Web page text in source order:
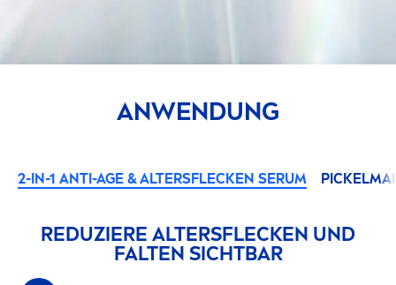
ANWENDUNG
2-IN-1 ANTI-AGE & ALTERSFLECKEN SERUM
REDUZIERE ALTERSFLECKEN UND
FALTEN SICHTBAR